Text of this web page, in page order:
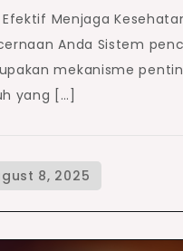
Efektif Menjaga
Anda Sistem
mekanisme
yang […]